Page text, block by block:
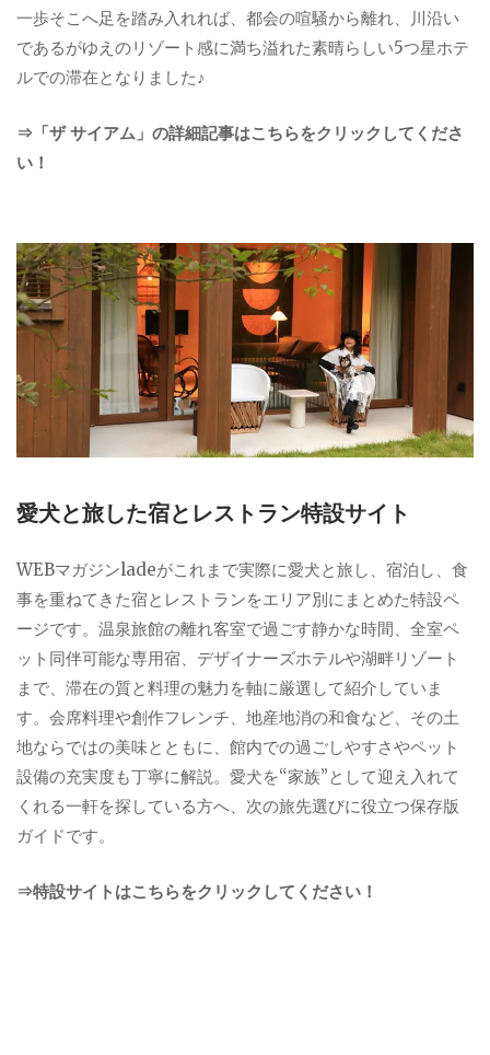
一歩そこへ足を踏み入れれば、都会の喧騒から離れ、川沿い
であるがゆえのリゾート感に満ち溢れた素晴らしい5つ星ホテ
ルでの滞在となりました♪
⇒「ザ サイアム」の詳細記事はこちらをクリックしてくださ
い！
愛犬と旅した宿とレストラン特設サイト
WEBマガジンladeがこれまで実際に愛犬と旅し、宿泊し、食
事を重ねてきた宿とレストランをエリア別にまとめた特設ペ
ージです。温泉旅館の離れ客室で過ごす静かな時間、全室ペ
ット同伴可能な専用宿、デザイナーズホテルや湖畔リゾート
まで、滞在の質と料理の魅力を軸に厳選して紹介していま
す。会席料理や創作フレンチ、地産地消の和食など、その土
地ならではの美味とともに、館内での過ごしやすさやペット
設備の充実度も丁寧に解説。愛犬を“家族”として迎え入れて
くれる一軒を探している方へ、次の旅先選びに役立つ保存版
ガイドです。
⇒特設サイトはこちらをクリックしてください！